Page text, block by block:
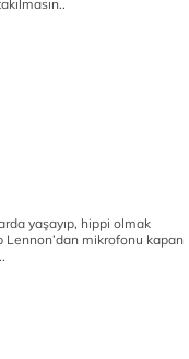
yaşayıp, hippi olmak
Lennon’dan mikrofonu kapan